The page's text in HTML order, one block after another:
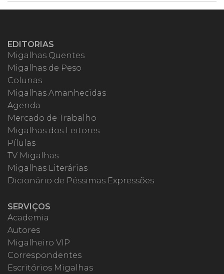
EDITORIAS
Migalhas Quentes
Migalhas de Peso
Colunas
Migalhas Amanhecidas
Agenda
Mercado de Trabalho
Migalhas dos Leitores
Pílulas
TV Migalhas
Migalhas Literárias
Dicionário de Péssimas Expressões
SERVIÇOS
Academia
Autores
Migalheiro VIP
Correspondentes
Escritórios Migalhas